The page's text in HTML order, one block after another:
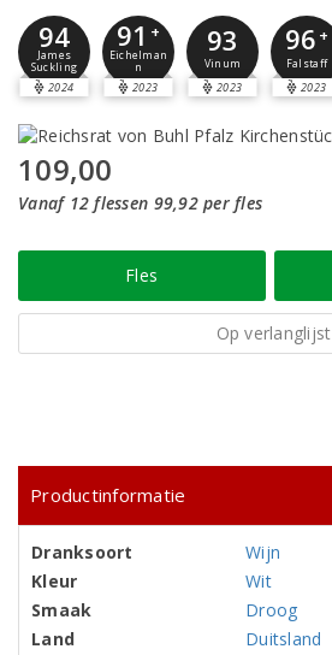
94
James
Suckling
2024
91 +
Eichelman
n
2023
93
Vinum
2023
96 +
Falstaff
2023
109,00
Vanaf 12 flessen 99,92 per fles
Fles
Op verlanglijst
Productinformatie
Dranksoort
Wijn
Kleur
Wit
Smaak
Droog
Land
Duitsland